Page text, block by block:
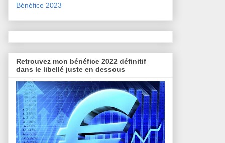
Bénéfice 2023
Retrouvez mon bénéfice 2022 définitif
dans le libellé juste en dessous